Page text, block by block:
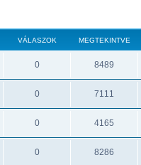
VÁLASZOK MEGTEKINTVE
0 8489
0 7111
0 4165
0 8286